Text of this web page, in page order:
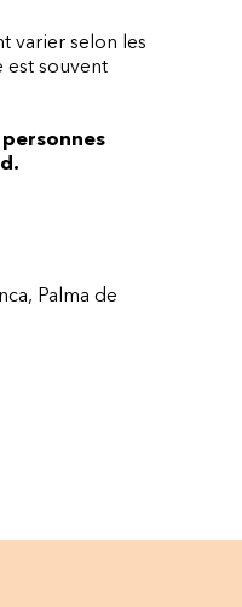
varier selon les
est souvent
Palma de